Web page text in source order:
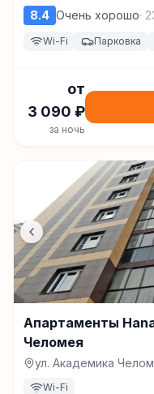
8.4 Очень хорошо·
Wi-Fi Парковка
от
3 090 ₽
за ночь
Апартаменты
Челомея
ул. Академика
Wi-Fi